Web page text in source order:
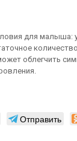
для малыша:
облегчить
Отправить